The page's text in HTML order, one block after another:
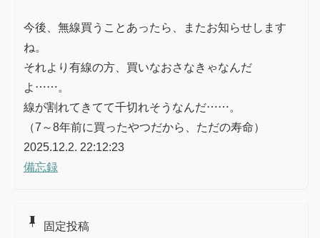
今後、無線買うことあったら、またお知らせします
ね。
それより有線の方、買いなおさなきゃなんだ
よ……。
線が割れてきてて千切れそうなんだ……。
（7～8年前に買ったやつだから、ただの寿命）
2025.12.2. 22:12:23
備忘録
push_pin
固定投稿